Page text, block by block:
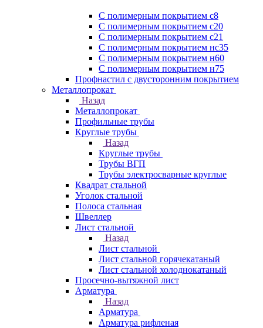
С полимерным покрытием с8
С полимерным покрытием с20
С полимерным покрытием с21
С полимерным покрытием нс35
С полимерным покрытием н60
С полимерным покрытием н75
Профнастил с двусторонним покрытием
Металлопрокат
Назад
Металлопрокат
Профильные трубы
Круглые трубы
Назад
Круглые трубы
Трубы ВГП
Трубы электросварные круглые
Квадрат стальной
Уголок стальной
Полоса стальная
Швеллер
Лист стальной
Назад
Лист стальной
Лист стальной горячекатаный
Лист стальной холоднокатаный
Просечно-вытяжной лист
Арматура
Назад
Арматура
Арматура рифленая